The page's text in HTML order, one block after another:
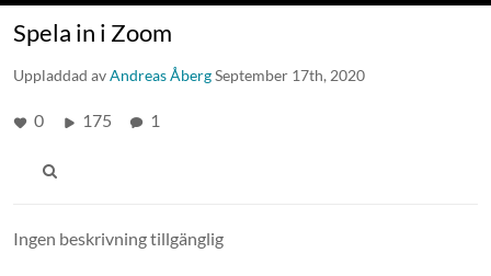
Spela in i Zoom
Uppladdad avAndreas ÅbergSeptember 17th, 2020
0 175 1
Ingen beskrivning tillgänglig